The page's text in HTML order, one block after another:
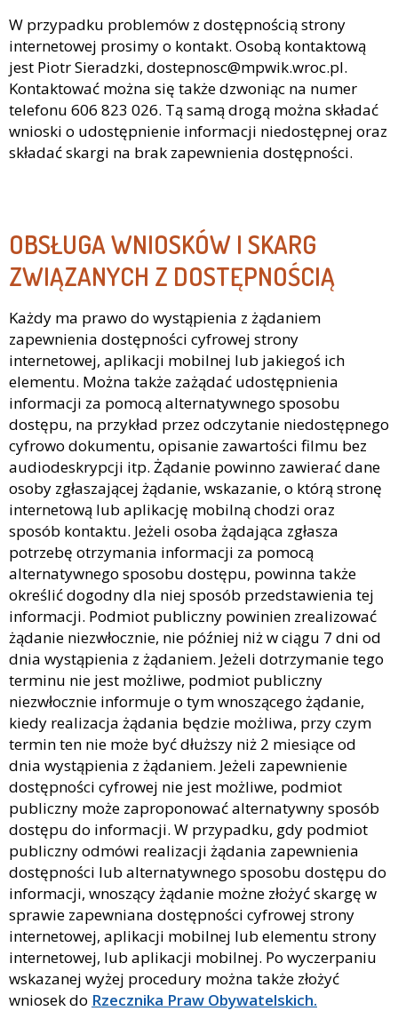
W przypadku problemów z dostępnością strony
internetowej prosimy o kontakt. Osobą kontaktową
jest Piotr Sieradzki, dostepnosc@mpwik.wroc.pl.
Kontaktować można się także dzwoniąc na numer
telefonu 606 823 026. Tą samą drogą można składać
wnioski o udostępnienie informacji niedostępnej oraz
składać skargi na brak zapewnienia dostępności.
OBSŁUGA WNIOSKÓW I SKARG
ZWIĄZANYCH Z DOSTĘPNOŚCIĄ
Każdy ma prawo do wystąpienia z żądaniem
zapewnienia dostępności cyfrowej strony
internetowej, aplikacji mobilnej lub jakiegoś ich
elementu. Można także zażądać udostępnienia
informacji za pomocą alternatywnego sposobu
dostępu, na przykład przez odczytanie niedostępnego
cyfrowo dokumentu, opisanie zawartości filmu bez
audiodeskrypcji itp. Żądanie powinno zawierać dane
osoby zgłaszającej żądanie, wskazanie, o którą stronę
internetową lub aplikację mobilną chodzi oraz
sposób kontaktu. Jeżeli osoba żądająca zgłasza
potrzebę otrzymania informacji za pomocą
alternatywnego sposobu dostępu, powinna także
określić dogodny dla niej sposób przedstawienia tej
informacji. Podmiot publiczny powinien zrealizować
żądanie niezwłocznie, nie później niż w ciągu 7 dni od
dnia wystąpienia z żądaniem. Jeżeli dotrzymanie tego
terminu nie jest możliwe, podmiot publiczny
niezwłocznie informuje o tym wnoszącego żądanie,
kiedy realizacja żądania będzie możliwa, przy czym
termin ten nie może być dłuższy niż 2 miesiące od
dnia wystąpienia z żądaniem. Jeżeli zapewnienie
dostępności cyfrowej nie jest możliwe, podmiot
publiczny może zaproponować alternatywny sposób
dostępu do informacji. W przypadku, gdy podmiot
publiczny odmówi realizacji żądania zapewnienia
dostępności lub alternatywnego sposobu dostępu do
informacji, wnoszący żądanie możne złożyć skargę w
sprawie zapewniana dostępności cyfrowej strony
internetowej, aplikacji mobilnej lub elementu strony
internetowej, lub aplikacji mobilnej. Po wyczerpaniu
wskazanej wyżej procedury można także złożyć
wniosek do Rzecznika Praw Obywatelskich.